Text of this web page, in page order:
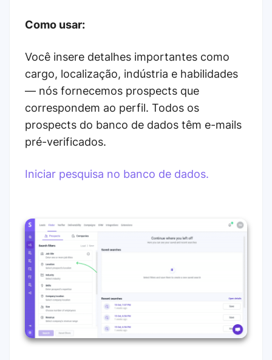
Como usar:
Você insere detalhes importantes como
cargo, localização, indústria e habilidades
— nós fornecemos prospects que
correspondem ao perfil. Todos os
prospects do banco de dados têm e-mails
pré-verificados.
Iniciar pesquisa no banco de dados.